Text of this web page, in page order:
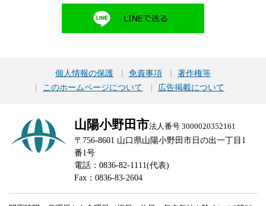
個人情報の保護 免責事項
著作権等
このホームページについて
広告掲載について
山陽小野田市法人番号 3000020352161
〒756-8601 山口県山陽小野田市日の出一丁目1
番1号
電話：0836-82-1111(代表)
Fax：0836-83-2604